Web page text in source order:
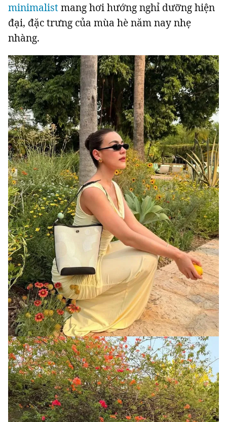
minimalistmang hơi hướng nghỉ dưỡng hiện
đại, đặc trưng của mùa hè năm nay nhẹ
nhàng.